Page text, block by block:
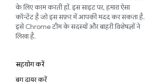
के लिए काम करती हों. इस साइट पर, हमारा ऐसा
कॉन्टेंट है जो इस सफ़र में आपकी मदद कर सकता है.
इसे Chrome टीम के सदस्यों और बाहरी विशेषज्ञों ने
लिखा है.
सहयोग करें
बग दायर करें